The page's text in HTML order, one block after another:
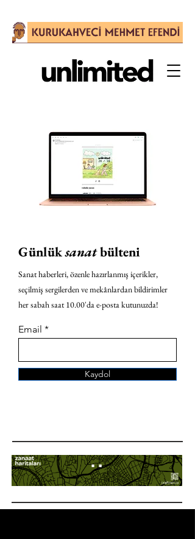
Günlüksanatbülteni
Sanat haberleri, özenle hazırlanmış içerikler,
seçilmiş sergilerden ve mekânlardan bildirimler
her sabah saat 10.00'da e-posta kutunuzda!
Email
Kaydol